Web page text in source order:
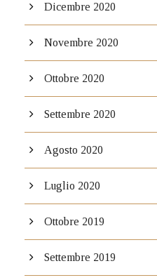
Dicembre 2020
Novembre 2020
Ottobre 2020
Settembre 2020
Agosto 2020
Luglio 2020
Ottobre 2019
Settembre 2019